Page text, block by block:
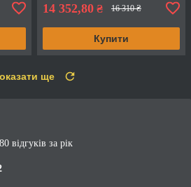
14 352,80 ₴ 16 310 ₴
Купити
ще
відгуків за рік